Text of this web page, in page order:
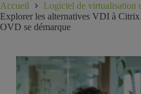
Accueil
Logiciel de virtualisation
Explorer les alternatives VDI à
OVD se démarque